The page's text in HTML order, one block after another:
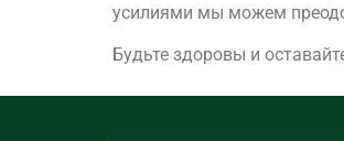
усилиями мы можем
Будьте здоровы и